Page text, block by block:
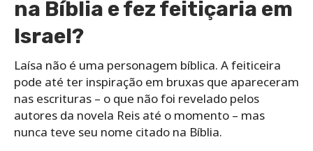
na Bíblia e fez feitiçaria em
Israel?
Laísa não é uma personagem bíblica. A feiticeira
pode até ter inspiração em bruxas que apareceram
nas escrituras – o que não foi revelado pelos
autores da novela Reis até o momento – mas
nunca teve seu nome citado na Bíblia.